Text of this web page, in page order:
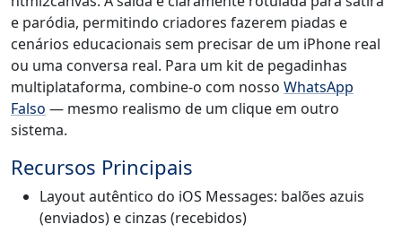
e paródia, permitindo criadores fazerem piadas e
cenários educacionais sem precisar de um iPhone real
ou uma conversa real. Para um kit de pegadinhas
multiplataforma, combine-o com nosso WhatsApp
Falso — mesmo realismo de um clique em outro
sistema.
Recursos Principais
Layout autêntico do iOS Messages: balões azuis
(enviados) e cinzas (recebidos)